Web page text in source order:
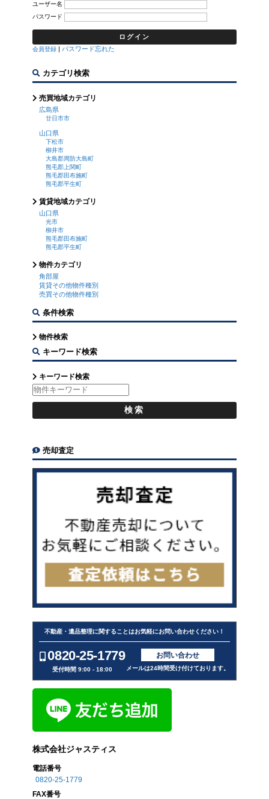
ユーザー名
パスワード
会員登録 | パスワード忘れた
カテゴリ検索
売買地域カテゴリ
広島県
廿日市市
山口県
下松市
柳井市
大島郡周防大島町
熊毛郡上関町
熊毛郡田布施町
熊毛郡平生町
賃貸地域カテゴリ
山口県
光市
柳井市
熊毛郡田布施町
熊毛郡平生町
物件カテゴリ
角部屋
賃貸その他物件種別
売買その他物件種別
条件検索
物件検索
キーワード検索
キーワード検索
売却査定
不動産・遺品整理に関することはお気軽にお問い合わせください！
0820-25-1779
受付時間 9:00 - 18:00
お問い合わせ
メールは24時間受け付けております。
株式会社ジャスティス
電話番号
0820-25-1779
FAX番号